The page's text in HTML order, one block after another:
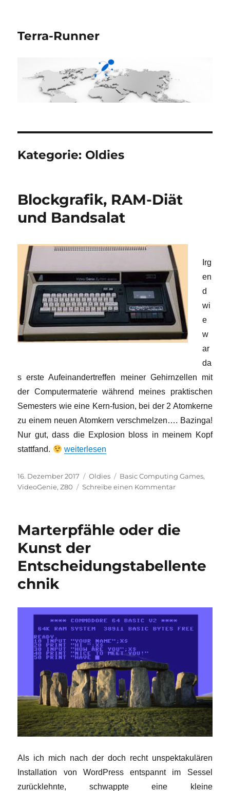
Terra-Runner
Kategorie: Oldies
Blockgrafik, RAM-Diät
und Bandsalat
Irg
en
d
wi
e
w
ar
da
s erste Aufeinandertreffen meiner Gehirnzellen mit
der Computermaterie während meines praktischen
Semesters wie eine Kern-fusion, bei der 2 Atomkerne
zu einem neuen Atomkern verschmelzen…. Bazinga!
Nur gut, dass die Explosion bloss in meinem Kopf
stattfand.
„Blockgrafik, RAM-Diät und Bandsalat“
weiterlesen
Veröffentlicht
am
16. Dezember 2017 Kategorien
Oldies Schlagwörter
Basic Computing Games,
VideoGenie,Z80 Schreibe einen Kommentarzu
und
Marterpfähle oder die
Kunst der
Entscheidungstabellente
chnik
Als ich mich nach der doch recht unspektakulären
Installation von WordPress entspannt im Sessel
zurücklehnte, schwappte eine kleine